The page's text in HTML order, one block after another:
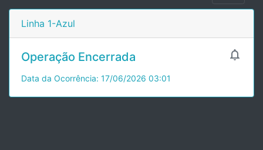
Linha 1-Azul

Operação Encerrada
Data da Ocorrência: 17/06/2026 03:01